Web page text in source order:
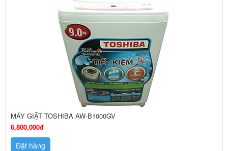
MÁY GIẶT TOSHIBA AW-B1000GV
6,800,000đ
Đặt hàng